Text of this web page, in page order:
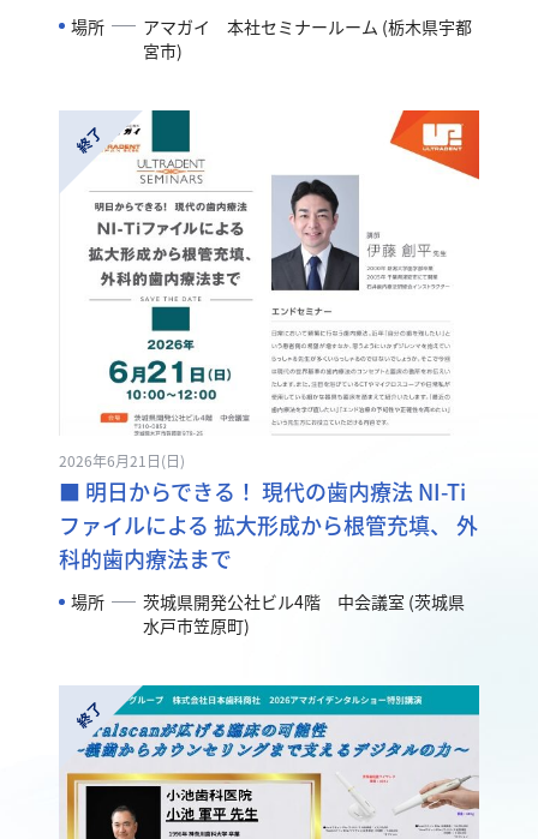
場所
アマガイ 本社セミナールーム (栃木県宇都
宮市)
2026年6月21日(日)
■ 明日からできる！ 現代の歯内療法 NI-Ti
ファイルによる 拡大形成から根管充填、 外
科的歯内療法まで
場所
茨城県開発公社ビル4階 中会議室 (茨城県
水戸市笠原町)